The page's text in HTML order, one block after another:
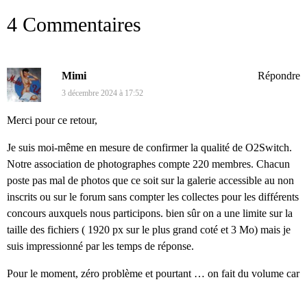
4 Commentaires
Mimi
3 décembre 2024 à 17:52
Merci pour ce retour,
Je suis moi-même en mesure de confirmer la qualité de O2Switch.
Notre association de photographes compte 220 membres. Chacun
poste pas mal de photos que ce soit sur la galerie accessible au non
inscrits ou sur le forum sans compter les collectes pour les différents
concours auxquels nous participons. bien sûr on a une limite sur la
taille des fichiers ( 1920 px sur le plus grand coté et 3 Mo) mais je
suis impressionné par les temps de réponse.
Pour le moment, zéro problème et pourtant … on fait du volume car
Répondre